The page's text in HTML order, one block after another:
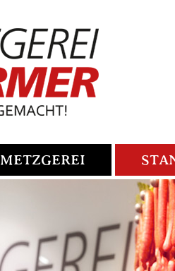
METZGEREI